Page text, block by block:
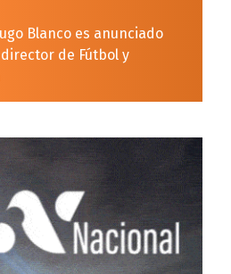
Blanco es anunciado
de Fútbol y